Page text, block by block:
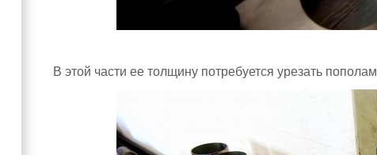
В этой части ее толщину потребуется урезать пополам